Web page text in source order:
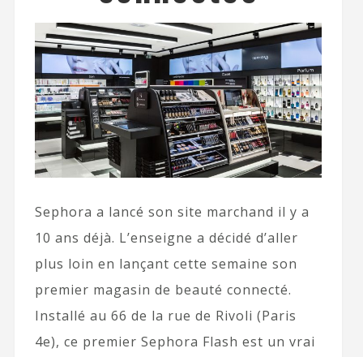
Sephora a lancé son site marchand il y a
10 ans déjà. L’enseigne a décidé d’aller
plus loin en lançant cette semaine son
premier magasin de beauté connecté.
Installé au 66 de la rue de Rivoli (Paris
4e), ce premier Sephora Flash est un vrai